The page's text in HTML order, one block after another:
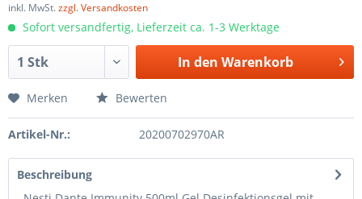
inkl. MwSt.zzgl. Versandkosten
Sofort versandfertig, Lieferzeit ca. 1-3 Werktage
In den Warenkorb
Merken Bewerten
Artikel-Nr.: 20200702970AR
Beschreibung